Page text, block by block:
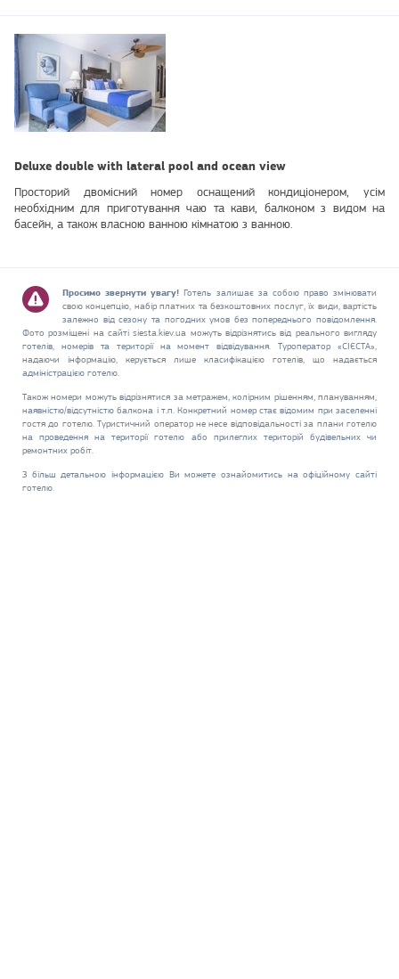
Deluxe double with lateral pool and ocean view
Просторий двомісний номер оснащений кондиціонером, усім
необхідним для приготування чаю та кави, балконом з видом на
басейн, а також власною ванною кімнатою з ванною.
Просимо звернути увагу! Готель залишає за собою право змінювати
свою концепцію, набір платних та безкоштовних послуг, їх види, вартість
залежно від сезону та погодних умов без попереднього повідомлення.
Фото розміщені на сайті siesta.kiev.ua можуть відрізнятись від реального вигляду
готелів, номерів та території на момент відвідування. Туроператор «СІЄСТА»,
надаючи інформацію, керується лише класифікацією готелів, що надається
адміністрацією готелю.
Також номери можуть відрізнятися за метражем, колірним рішенням, плануванням,
наявністю/відсутністю балкона і т.п. Конкретний номер стає відомим при заселенні
гостя до готелю. Туристичний оператор не несе відповідальності за плани готелю
на проведення на території готелю або прилеглих територій будівельних чи
ремонтних робіт.
З більш детальною інформацією Ви можете ознайомитись на офіційному сайті
готелю.